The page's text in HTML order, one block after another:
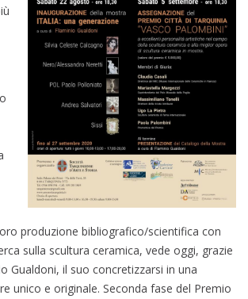
produzione bibliografico/scientifica con
sulla scultura ceramica, vede oggi, grazie
Gualdoni, il suo concretizzarsi in una
unico e originale. Seconda fase del Premio